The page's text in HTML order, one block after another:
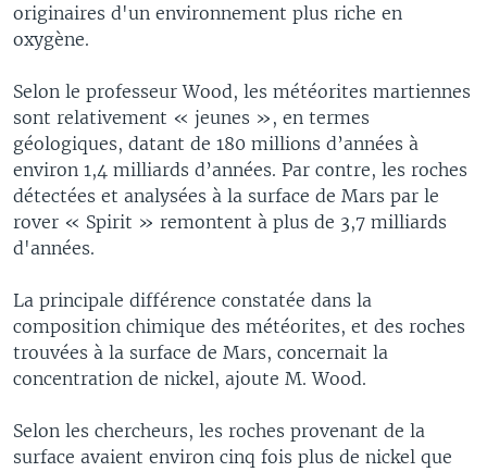
originaires d'un environnement plus riche en
oxygène.
Selon le professeur Wood, les météorites martiennes
sont relativement « jeunes », en termes
géologiques, datant de 180 millions d’années à
environ 1,4 milliards d’années. Par contre, les roches
détectées et analysées à la surface de Mars par le
rover « Spirit » remontent à plus de 3,7 milliards
d'années.
La principale différence constatée dans la
composition chimique des météorites, et des roches
trouvées à la surface de Mars, concernait la
concentration de nickel, ajoute M. Wood.
Selon les chercheurs, les roches provenant de la
surface avaient environ cinq fois plus de nickel que